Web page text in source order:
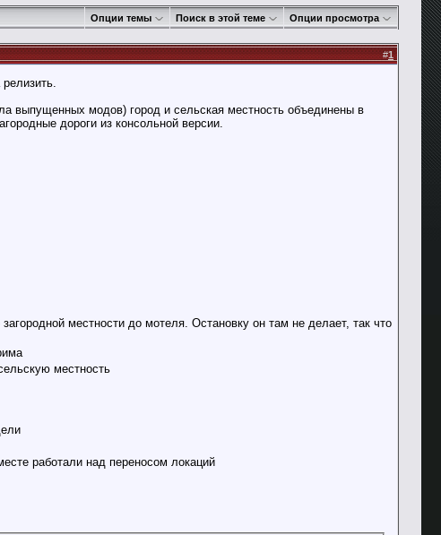
Опции темы Поиск в этой теме Опции просмотра
#1
выпущенных модов) город и сельская местность объединены в
дороги из консольной версии.
местности до мотеля. Остановку он там не делает, так что
местность
работали над переносом локаций